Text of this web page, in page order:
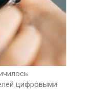
цифровыми